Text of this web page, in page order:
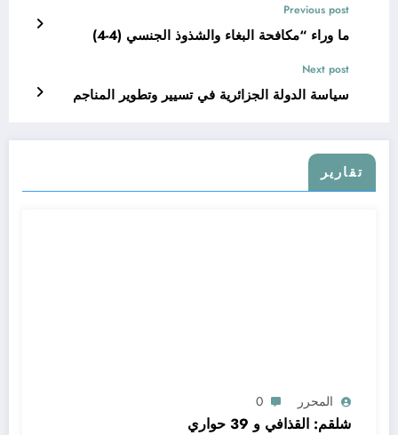
Previous post
ما وراء “مكافحة البغاء والشذوذ الجنسي (4-4)
Next post
سياسة الدولة الجزائرية في تسيير وتطوير المناجم
تقارير
المحرر 0
شلقم: القذافي و 39 حواري